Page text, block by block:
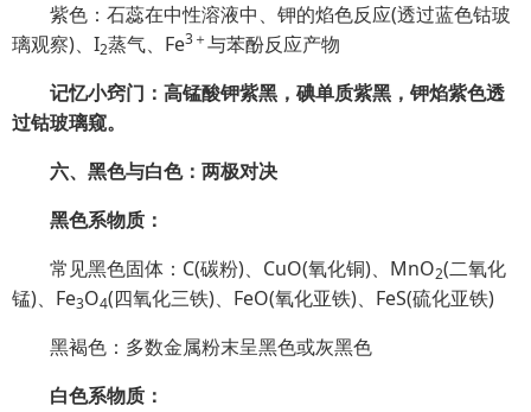
紫色：石蕊在中性溶液中、钾的焰色反应(透过蓝色钴玻
璃观察)、I2蒸气、Fe3＋与苯酚反应产物
记忆小窍门：高锰酸钾紫黑，碘单质紫黑，钾焰紫色透
过钴玻璃窥。
六、黑色与白色：两极对决
黑色系物质：
常见黑色固体：C(碳粉)、CuO(氧化铜)、MnO2(二氧化
锰)、Fe3O4(四氧化三铁)、FeO(氧化亚铁)、FeS(硫化亚铁)
黑褐色：多数金属粉末呈黑色或灰黑色
白色系物质：